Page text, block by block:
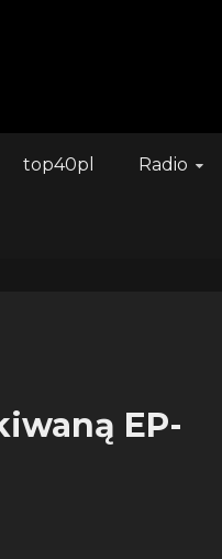
top40pl Radio
EP-